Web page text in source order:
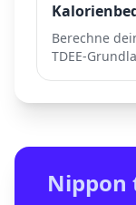
Berechne
TDEE-
Nippon